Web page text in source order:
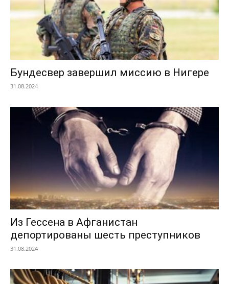
Бундесвер завершил миссию в Нигере
31.08.2024
Из Гессена в Афганистан
депортированы шесть преступников
31.08.2024